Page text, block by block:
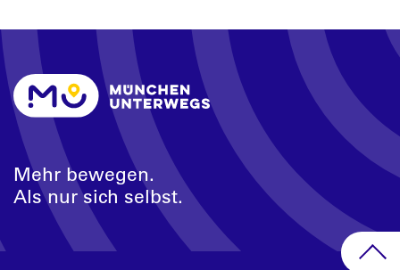
Mehr bewegen.
Als nur sich selbst.